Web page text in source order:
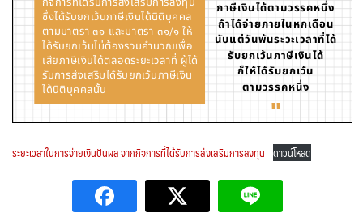
ระยะเวลาในการจ่ายเงินปันผล จากกิจการที่ได้รับการส่งเสริมการลงทุน ดาวน์โหลด